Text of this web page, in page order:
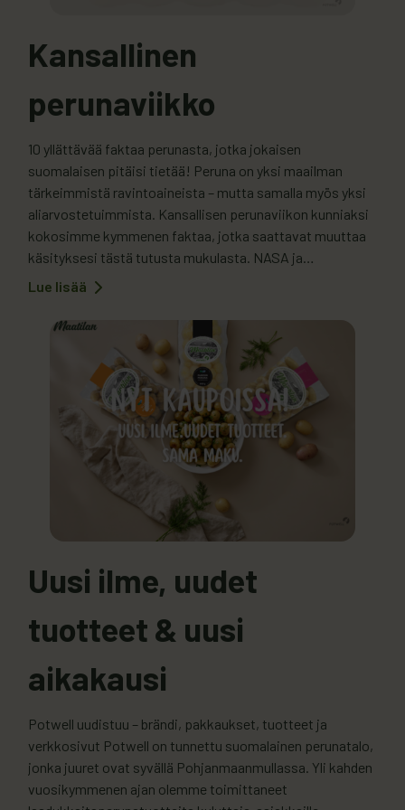
Kansallinen
perunaviikko
10 yllättävää faktaa perunasta, jotka jokaisen
suomalaisen pitäisi tietää! Peruna on yksi maailman
tärkeimmistä ravintoaineista – mutta samalla myös yksi
aliarvostetuimmista. Kansallisen perunaviikon kunniaksi
kokosimme kymmenen faktaa, jotka saattavat muuttaa
käsityksesi tästä tutusta mukulasta. NASA ja
Wisconsinin yliopisto kasvattivat perunoita avaruudessa
ruoantuotantoratkaisu pitkille avaruusmatkoille. Peruna
valittiin, koska se on ravintorikas,…
Lue lisää
:
perunaviikko
Uusi ilme, uudet
tuotteet & uusi
aikakausi
Potwell uudistuu – brändi, pakkaukset, tuotteet ja
verkkosivut Potwell on tunnettu suomalainen perunatalo,
jonka juuret ovat syvällä Pohjanmaanmullassa. Yli kahden
vuosikymmenen ajan olemme toimittaneet